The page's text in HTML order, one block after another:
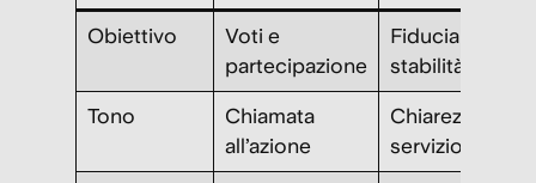
Obiettivo
Voti e
partecipazione
Fiducia e
stabilità
Tono
Chiamata
all’azione
Chiarezza e
servizio